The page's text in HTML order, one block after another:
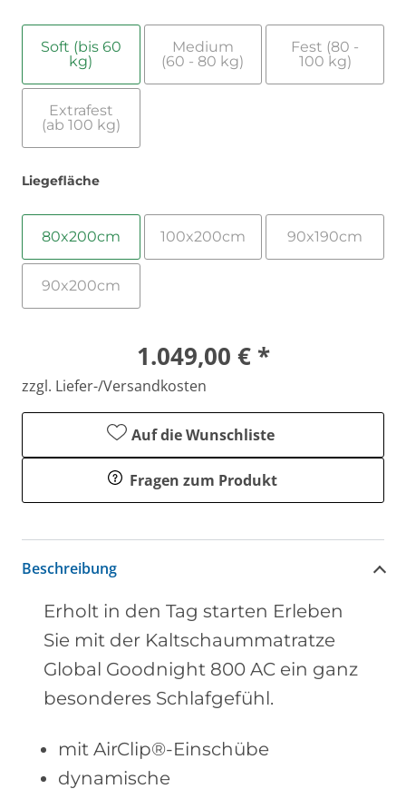
Soft (bis 60
kg)
Medium
(60 - 80 kg)
Fest (80 -
100 kg)
Extrafest
(ab 100 kg)
Liegefläche
80x200cm 100x200cm 90x190cm
90x200cm
1.049,00 € *
zzgl. Liefer-/Versandkosten
Auf die Wunschliste
Fragen zum Produkt
Beschreibung
Erholt in den Tag starten Erleben
Sie mit der Kaltschaummatratze
Global Goodnight 800 AC ein ganz
besonderes Schlafgefühl.
mit AirClip®-Einschübe
dynamische